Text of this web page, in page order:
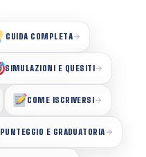
GUIDA COMPLETA
SIMULAZIONI E QUESITI
COME ISCRIVERSI
PUNTEGGIO E GRADUATORIA